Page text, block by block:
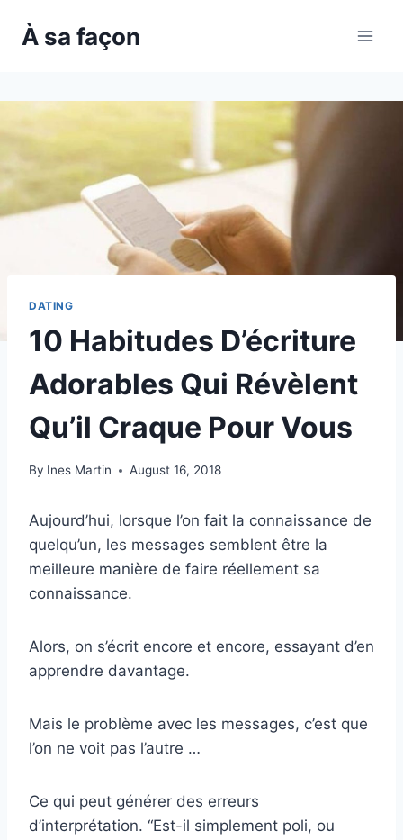
À sa façon
DATING
10 Habitudes D’écriture
Adorables Qui Révèlent
Qu’il Craque Pour Vous
By Ines Martin August 16, 2018
Aujourd’hui, lorsque l’on fait la connaissance de
quelqu’un, les messages semblent être la
meilleure manière de faire réellement sa
connaissance.
Alors, on s’écrit encore et encore, essayant d’en
apprendre davantage.
Mais le problème avec les messages, c’est que
l’on ne voit pas l’autre …
Ce qui peut générer des erreurs
d’interprétation. “Est-il simplement poli, ou